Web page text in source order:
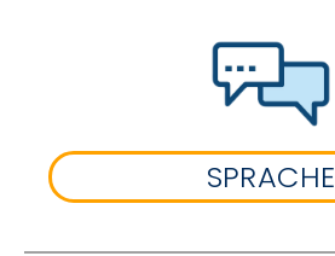
SPRACHE